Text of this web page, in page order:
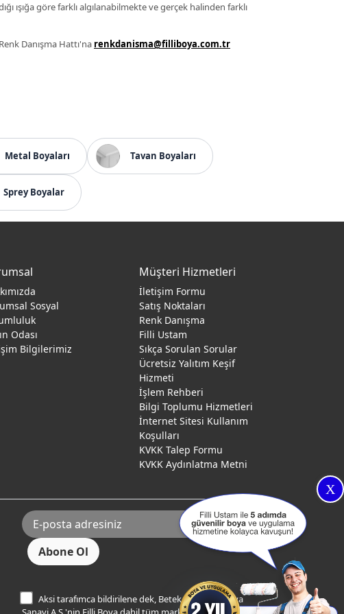
ışığa göre farklı algılanabilmekte ve gerçek halinden farklı
Danışma Hattı'na renkdanisma@filliboya.com.tr
Metal Boyaları Tavan Boyaları
Sprey Boyalar
X
Sosyal
Odası
Bilgilerimiz
Müşteri Hizmetleri
İletişim Formu
Satış Noktaları
Renk Danışma
Filli Ustam
Sıkça Sorulan Sorular
Ücretsiz Yalıtım Keşif
Hizmeti
İşlem Rehberi
Bilgi Toplumu Hizmetleri
İnternet Sitesi Kullanım
Koşulları
KVKK Talep Formu
KVKK Aydınlatma Metni
Aksi tarafımca bildirilene dek, Betek Boya ve Kimya